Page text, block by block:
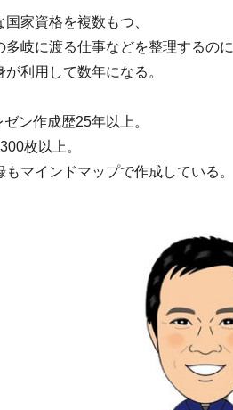
家資格を複数もつ、
岐に渡る仕事などを整理するのに
利用して数年になる。
ン作成歴25年以上。
枚以上。
マインドマップで作成している。